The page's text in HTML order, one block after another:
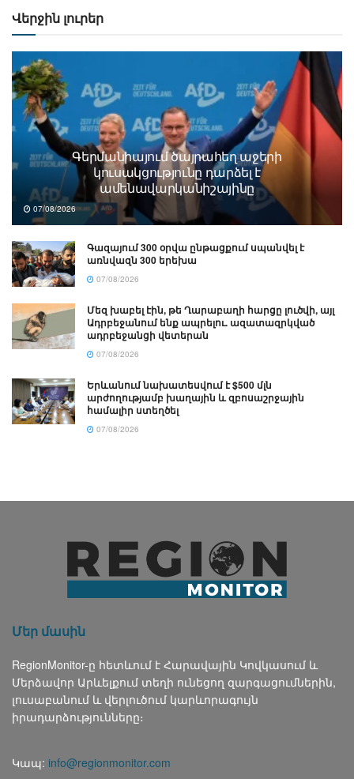
Վերջին լուրեր
Գերմանիայում ծայրահեղ աջերի
կուսակցությունը դարձել է
ամենավարկանիշայինը
07/08/2026
Գազայում 300 օրվա ընթացքում սպանվել է
առնվազն 300 երեխա
07/08/2026
Մեզ խաբել էին, թե Ղարաբաղի հարցը լուծվի, այլ
Ադրբեջանում ենք ապրելու. ազատազրկված
ադրբեջանցի վետերան
07/08/2026
Երևանում նախատեսվում է $500 մլն
արժողությամբ խաղային և զբոսաշրջային
համալիր ստեղծել
07/08/2026
Մեր մասին
RegionMonitor-ը հետևում է Հարավային Կովկասում և
Մերձավոր Արևելքում տեղի ունեցող զարգացումներին,
լուսաբանում և վերլուծում կարևորագույն
իրադարձությունները։
Կապ: info@regionmonitor.com